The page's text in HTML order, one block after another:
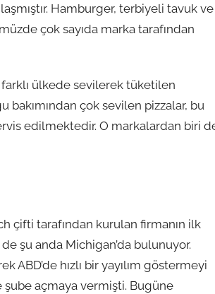
Hamburger, terbiyeli tavuk ve
çok sayıda marka tarafından
ülkede sevilerek tüketilen
çok sevilen pizzalar, bu
edilmektedir. O markalardan biri
çifti tarafından kurulan firmanın ilk
şu anda Michigan’da bulunuyor.
hızlı bir yayılım göstermeyi
şube açmaya vermişti. Bugüne